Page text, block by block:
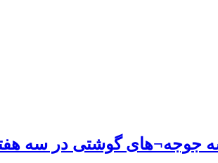
جوجه¬های گوشتی در سه